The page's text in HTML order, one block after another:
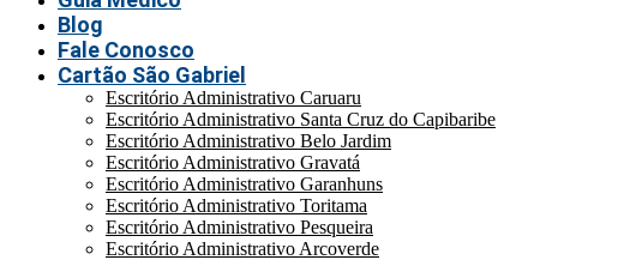
Blog
Fale Conosco
Cartão São Gabriel
Escritório Administrativo Caruaru
Escritório Administrativo Santa Cruz do Capibaribe
Escritório Administrativo Belo Jardim
Escritório Administrativo Gravatá
Escritório Administrativo Garanhuns
Escritório Administrativo Toritama
Escritório Administrativo Pesqueira
Escritório Administrativo Arcoverde